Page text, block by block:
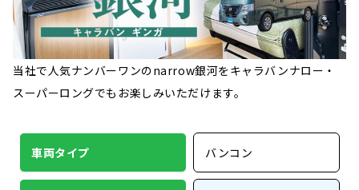
当社で人気ナンバーワンのnarrow銀河をキャラバンナロー・
スーパーロングでもお楽しみいただけます。
車両タイプ バンコン